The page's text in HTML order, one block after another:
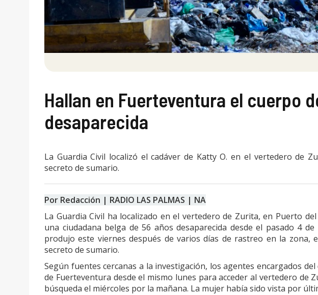
Hallan en Fuerteventura el cuerpo
desaparecida
La Guardia Civil localizó el cadáver de Katty O. en el vertedero de
secreto de sumario.
Por Redacción | RADIO LAS PALMAS | NA
La Guardia Civil ha localizado en el vertedero de Zurita, en Puerto
una ciudadana belga de 56 años desaparecida desde el pasado 4
produjo este viernes después de varios días de rastreo en la zona,
secreto de sumario.
Según fuentes cercanas a la investigación, los agentes encargados
de Fuerteventura desde el mismo lunes para acceder al vertedero de
búsqueda el miércoles por la mañana. La mujer había sido vista por